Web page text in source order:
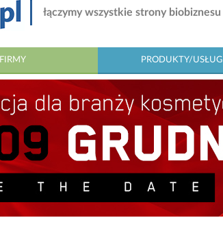
łączymy wszystkie strony biobiznesu
FIRMY PRODUKTY/USŁUGI